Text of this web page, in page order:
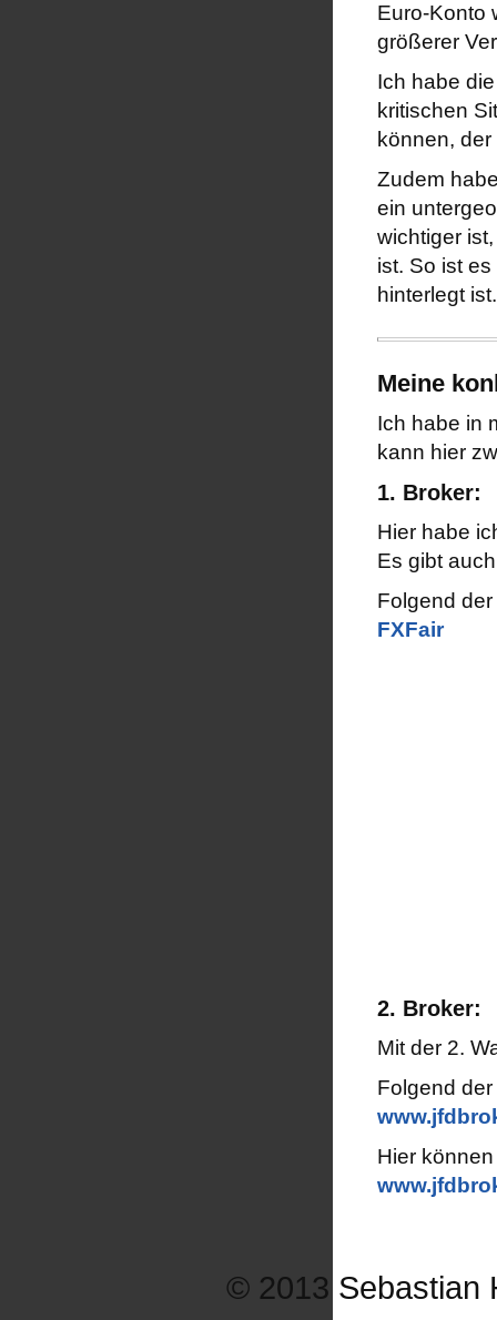
Euro-Konto
größerer
Ich habe
kritischen
können,
Zudem
ein
wichtiger
ist. So ist
hinterlegt ist.
Meine
Ich habe in
kann hier
1. Broker:
Hier habe
Es gibt
Folgend
FXFair
2. Broker:
Mit der 2.
Folgend
Hier
© 2013 Sebastian